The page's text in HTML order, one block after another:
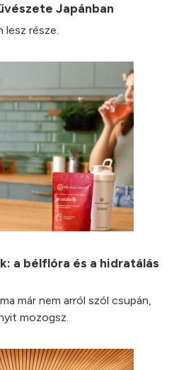
Japánban
lesz része.
a bélflóra és a hidratálás
már nem arról szól csupán,
mozogsz.